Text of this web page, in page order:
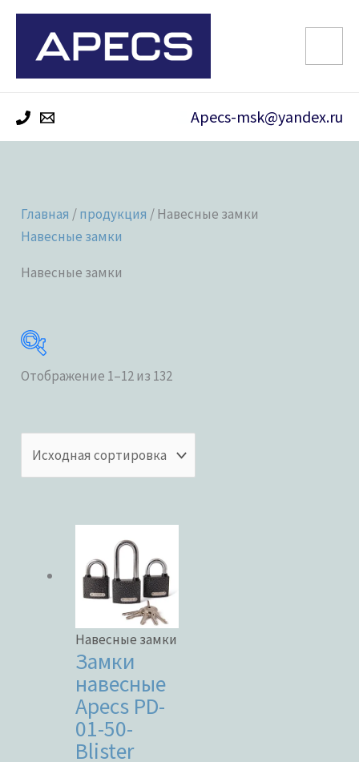
Перейти
содержимому
Apecs-msk@yandex.ru
Главная /продукция / Навесные замки
Навесные замки
Навесные замки
Категории товаров
В наличии
В продаже
Отображение 1–12 из 132
Навесные замки
Замки
навесные
Apecs PD-
01-50-
Blister